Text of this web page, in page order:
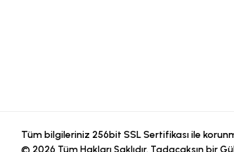
Tüm bilgileriniz 256bit SSL Sertifikası ile
© 2026 Tüm Hakları Saklıdır. Tadacaksın bir